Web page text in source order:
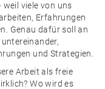
viele von uns
Erfahrungen
Genau dafür soll an
und Strategien.
Arbeit als freie
Wo wird es